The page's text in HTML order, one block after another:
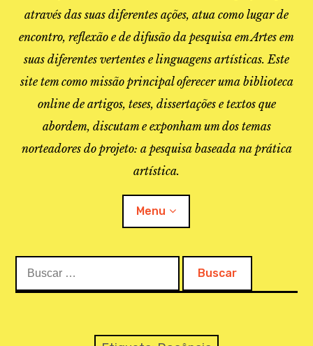
através das suas diferentes ações, atua como lugar de
encontro, reflexão e de difusão da pesquisa em Artes em
suas diferentes vertentes e linguagens artísticas. Este
site tem como missão principal oferecer uma biblioteca
online de artigos, teses, dissertações e textos que
abordem, discutam e exponham um dos temas
norteadores do projeto: a pesquisa baseada na prática
artística.
Menu
O PROJETO